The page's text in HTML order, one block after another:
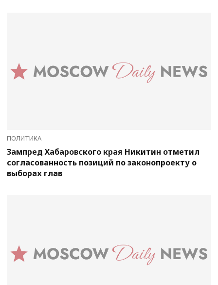
ПОЛИТИКА
Зампред Хабаровского края Никитин отметил
согласованность позиций по законопроекту о
выборах глав